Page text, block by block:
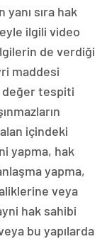
sıra hak
ilgili video
de verdiği
maddesi
değer tespiti
içindeki
yapma, hak
yapma,
veya
hak sahibi
bu yapılarda